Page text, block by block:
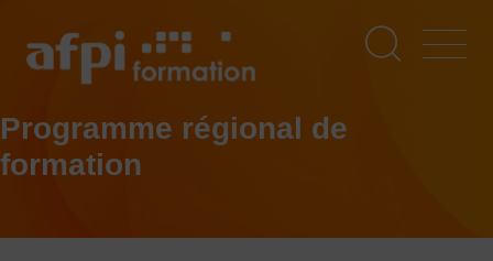
contenu
Programme régional de
formation